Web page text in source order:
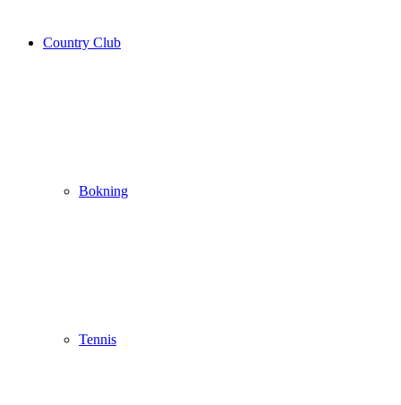
Country Club
Bokning
Tennis